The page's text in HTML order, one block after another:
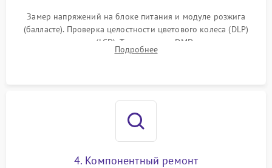
Замер напряжений на блоке питания и модуле розжига
(балласте). Проверка целостности цветового колеса (DLP)
или поляризаторов (LCD). Тестирование DMD-чипа, датчиков
температуры и оптопар с помощью мультиметра и
Подробнее
4. Компонентный ремонт